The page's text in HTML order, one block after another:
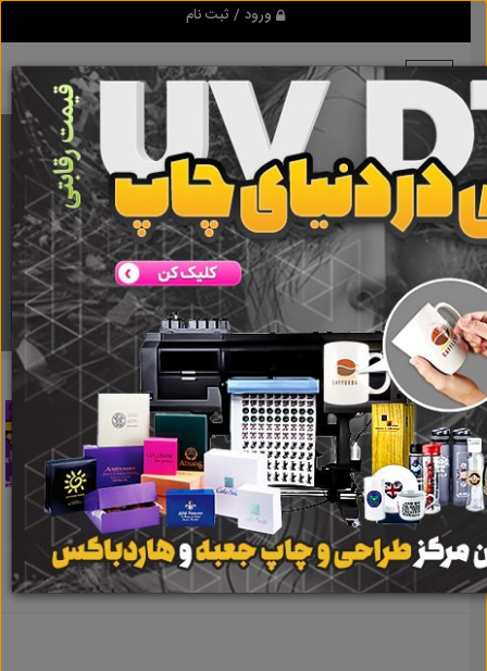
ورود / ثبت نام
برنامه اندروید ابزاریراق
مرجع نیازمندیهای ابزار و یراق آلات عمومی و صنعتی
دانلود